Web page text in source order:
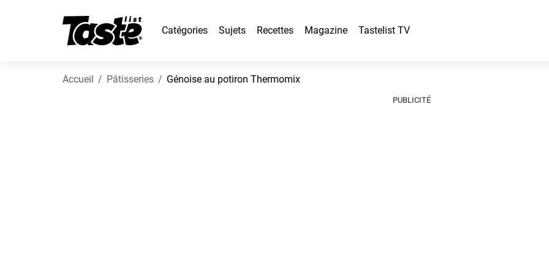
Catégories Sujets Recettes Magazine Tastelist TV
Accueil Pâtisseries Génoise au potiron Thermomix
PUBLICITÉ